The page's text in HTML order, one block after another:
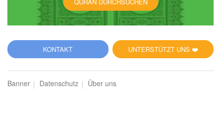
UNTERSTÜTZT UNS ❤️
KONTAKT
Banner Datenschutz Über uns